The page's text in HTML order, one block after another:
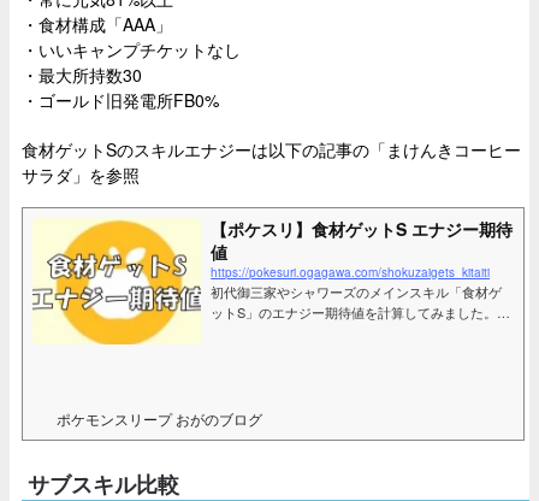
・食材構成「AAA」
・いいキャンプチケットなし
・最大所持数30
・ゴールド旧発電所FB0%
食材ゲットSのスキルエナジーは以下の記事の「まけんきコーヒー
サラダ」を参照
【ポケスリ】食材ゲットS エナジー期待
値
https://pokesuri.ogagawa.com/shokuzaigets_kitaiti
初代御三家やシャワーズのメインスキル「食材ゲ
ットS」のエナジー期待値を計算してみました。レ
ポケモンスリープ おがのブログ
サブスキル比較